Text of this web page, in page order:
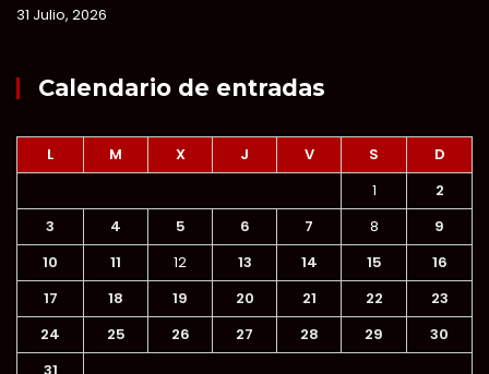
31 Julio, 2026
Calendario de entradas
L M X J V S
D
1
2
3
4 5 6 7 8
9
10
11 12 13 14 15
16
17
18 19 20 21 22
23
24
25 26 27 28 29
30